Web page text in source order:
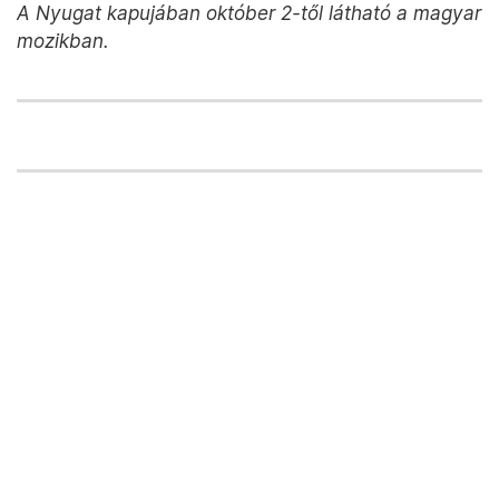
A Nyugat kapujában október 2-től látható a magyar
mozikban.